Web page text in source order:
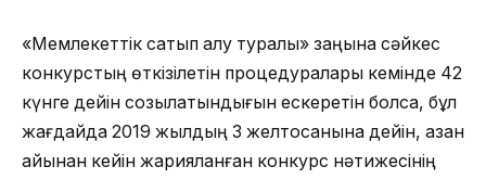
«Мемлекеттік сатып алу туралы» заңына сәйкес
конкурстың өткізілетін процедуралары кемінде 42
күнге дейін созылатындығын ескеретін болсақ, бұл
жағдайда 2019 жылдың 3 желтоқсанына дейін, қазан
айынан кейін жарияланған конкурс нәтижесінің